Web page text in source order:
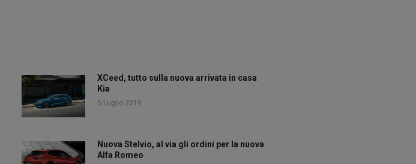
XCeed, tutto sulla nuova arrivata in casa
Kia
5 Luglio 2019
Nuova Stelvio, al via gli ordini per la nuova
Alfa Romeo